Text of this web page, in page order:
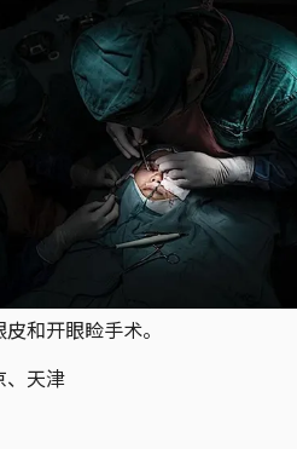
和开眼睑手术。
、天津